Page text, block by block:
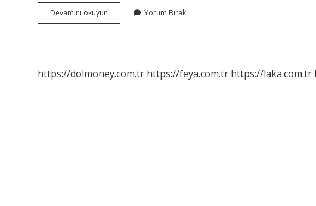
Devamını okuyun
Ortamda
Yorum Bırak
https://dolmoney.com.tr https://feya.com.tr https://laka.com.tr